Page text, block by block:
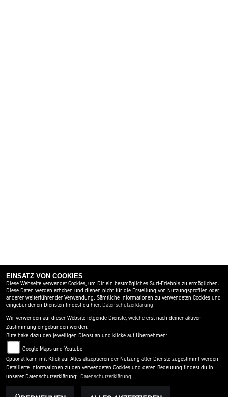
EINSATZ VON COOKIES
Diese Webseite verwendet Cookies, um Dir ein bestmögliches Surf-Erlebnis zu ermöglichen.
Diese Daten werden erhoben und dienen nicht für die Erstellung von Nutzungsprofilen oder
anderer weiterführender Verwendung. Sämtliche Informationen zu verwendeten Cookies und
eingebundenen Diensten findest du hier: Datenschutzerklärung
Wir verwenden auf dieser Website folgende Dienste, welche erst nach deiner aktiven
Zustimmung eingebunden werden.
Bitte hake dazu den jeweiligen Dienst an und klicke auf Übernehmen:
Google Maps und Youtube
Optional kann mit Klick auf Alles akzeptieren der Nutzung aller Dienste zugestimmt werden
Detailierte Informationen zu den verwendeten Cookies und deren Bedeutung findest du in
unserer Datenschutzerklärung: Datenschutzerklärung